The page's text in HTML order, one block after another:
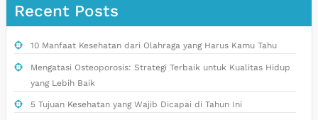
Recent Posts
10 Manfaat Kesehatan dari Olahraga yang Harus Kamu Tahu
Mengatasi Osteoporosis: Strategi Terbaik untuk Kualitas Hidup
yang Lebih Baik
5 Tujuan Kesehatan yang Wajib Dicapai di Tahun Ini